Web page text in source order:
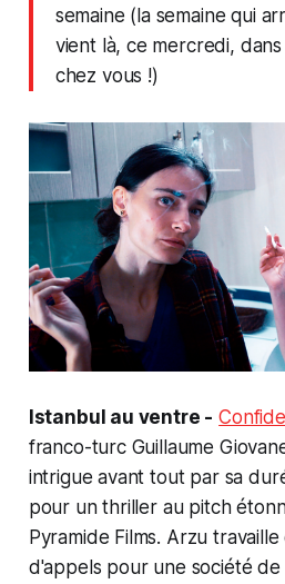
semaine (la semaine qui
vient là, ce mercredi,
chez vous !)
Istanbul au ventre -
franco-turc Guillaume
intrigue avant tout par sa
pour un thriller au pitch
Pyramide Films. Arzu
d'appels pour une société